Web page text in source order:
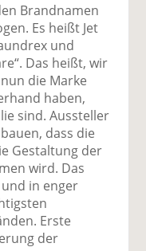
Brandnamen
Es heißt Jet
und
Das heißt, wir
die Marke
haben,
sind. Aussteller
dass die
Gestaltung der
wird. Das
in enger
Erste
der